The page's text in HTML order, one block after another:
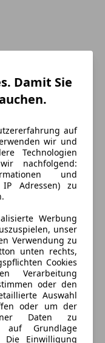
Damit Sie
auf
wir und
Technologien
nachfolgend:
und
IP Adressen) zu
Werbung
unser
Verwendung zu
unten rechts,
Cookies
Verarbeitung
oder den
Auswahl
oder um der
Daten zu
auf Grundlage
Die Einwilligung